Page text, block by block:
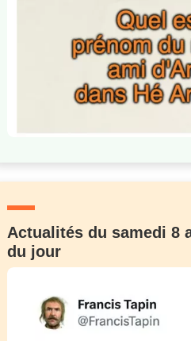
Actualités du samedi 8
du jour